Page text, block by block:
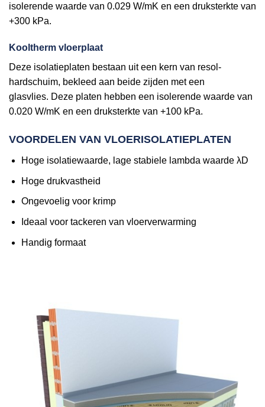
isolerende waarde van 0.029 W/mK en een druksterkte van
+300 kPa.
Kooltherm vloerplaat
Deze isolatieplaten bestaan uit een kern van resol-
hardschuim, bekleed aan beide zijden met een
glasvlies. Deze platen hebben een isolerende waarde van
0.020 W/mK en een druksterkte van +100 kPa.
VOORDELEN VAN VLOERISOLATIEPLATEN
Hoge isolatiewaarde, lage stabiele lambda waarde λD
Hoge drukvastheid
Ongevoelig voor krimp
Ideaal voor tackeren van vloerverwarming
Handig formaat